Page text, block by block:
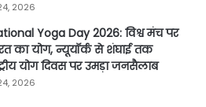
2026
Yoga Day 2026: विश्व मंच पर
का योग, न्यूयॉर्क से शंघाई तक
योग दिवस पर उमड़ा जनसैलाब
2026